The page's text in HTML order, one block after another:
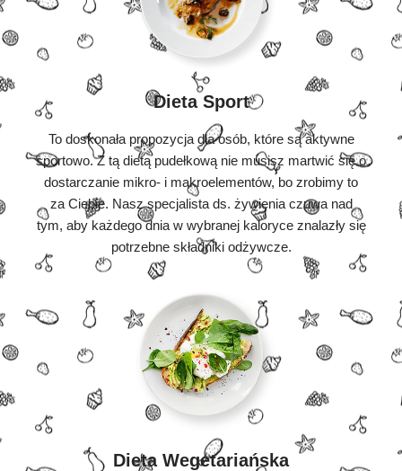
Dieta Sport
To doskonała propozycja dla osób, które są aktywne
sportowo. Z tą dietą pudełkową nie musisz martwić się o
dostarczanie mikro- i makroelementów, bo zrobimy to
za Ciebie. Nasz specjalista ds. żywienia czuwa nad
tym, aby każdego dnia w wybranej kaloryce znalazły się
potrzebne składniki odżywcze.
Dieta Wegetariańska